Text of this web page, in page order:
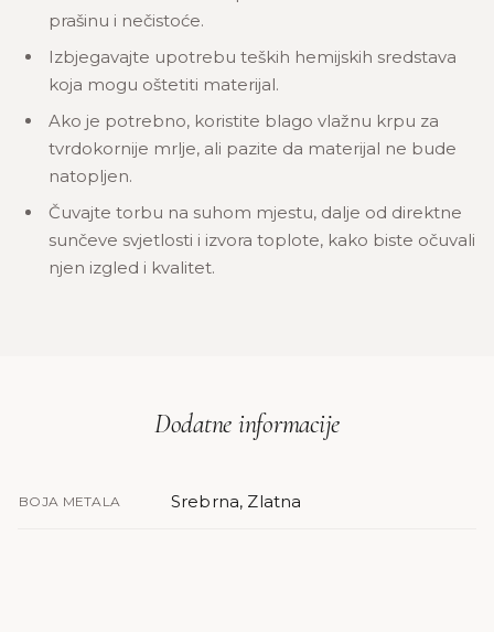
prašinu i nečistoće.
Izbjegavajte upotrebu teških hemijskih sredstava
koja mogu oštetiti materijal.
Ako je potrebno, koristite blago vlažnu krpu za
tvrdokornije mrlje, ali pazite da materijal ne bude
natopljen.
Čuvajte torbu na suhom mjestu, dalje od direktne
sunčeve svjetlosti i izvora toplote, kako biste očuvali
njen izgled i kvalitet.
Dodatne informacije
BOJA METALA Srebrna, Zlatna